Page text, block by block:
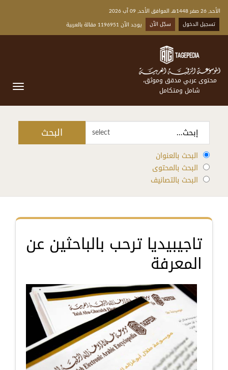
الأحد, 26 صفر 1448هـ الموافق الأحد, 09 آب 2026
تسجيل الدخول
سجّل الآن يوجد الآن 1196951 مقالة بالعربية
محتوى عربي مدقق وموثق،
شامل ومتكامل
select البحث
البحث بالعنوان
البحث بالمحتوى
البحث بالتصانيف
تاجيبيديا ترحب بالباحثين عن
المعرفة